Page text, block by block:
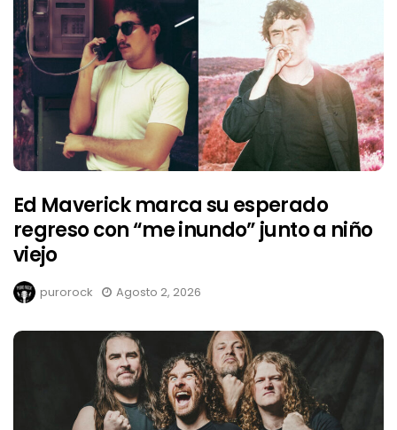
Ed Maverick marca su esperado
regreso con “me inundo” junto a niño
viejo
purorock Agosto 2, 2026